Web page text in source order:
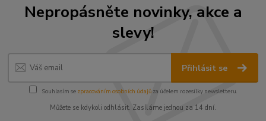
Nepropásněte novinky, akce a
slevy!
Přihlásit se
Souhlasím se zpracováním osobních údajůza účelem rozesílky newsletteru.
Můžete se kdykoli odhlásit. Zasíláme jednou za 14 dní.